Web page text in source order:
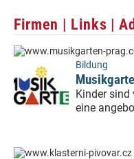
Firmen | Links |
Bildung
Kinder
eine